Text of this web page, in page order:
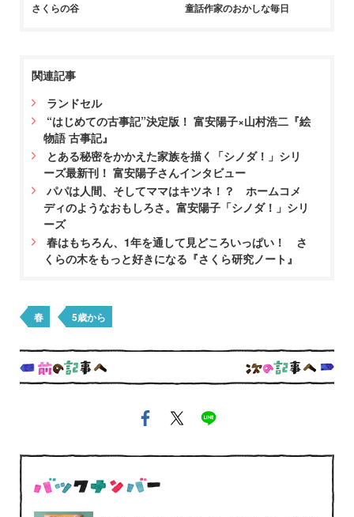
さくらの谷 童話作家のおかしな毎日
関連記事
ランドセル
“はじめての古事記”決定版！ 富安陽子×山村浩二『絵
物語 古事記』
とある秘密をかかえた家族を描く「シノダ！」シリ
ーズ最新刊！ 富安陽子さんインタビュー
パパは人間、そしてママはキツネ！？ ホームコメ
ディのようなおもしろさ。富安陽子「シノダ！」シリ
ーズ
春はもちろん、1年を通して見どころいっぱい！ さ
くらの木をもっと好きになる『さくら研究ノート』
春 5歳から